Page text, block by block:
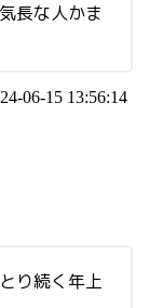
長な人かま
06-15 13:56:14
り続く年上